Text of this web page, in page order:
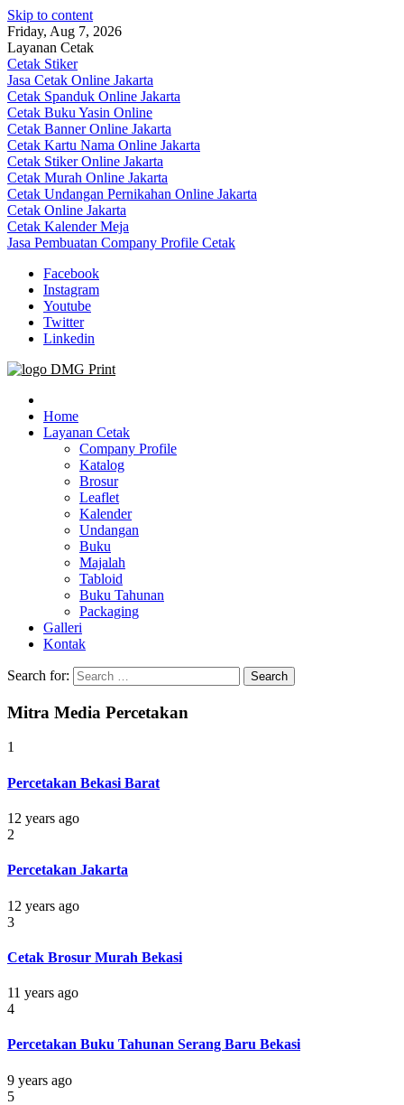
Skip to content
Friday, Aug 7, 2026
Layanan Cetak
Cetak Stiker
Jasa Cetak Online Jakarta
Cetak Spanduk Online Jakarta
Cetak Buku Yasin Online
Cetak Banner Online Jakarta
Cetak Kartu Nama Online Jakarta
Cetak Stiker Online Jakarta
Cetak Murah Online Jakarta
Cetak Undangan Pernikahan Online Jakarta
Cetak Online Jakarta
Cetak Kalender Meja
Jasa Pembuatan Company Profile Cetak
Facebook
Instagram
Youtube
Twitter
Linkedin
Jasa Cetak Online DMG Printing
Home
Layanan Cetak
Company Profile
Katalog
Brosur
Leaflet
Kalender
Undangan
Buku
Majalah
Tabloid
Buku Tahunan
Packaging
Galleri
Kontak
Search for:
Mitra Media Percetakan
1
Percetakan Bekasi Barat
12 years ago
2
Percetakan Jakarta
12 years ago
3
Cetak Brosur Murah Bekasi
11 years ago
4
Percetakan Buku Tahunan Serang Baru Bekasi
9 years ago
5